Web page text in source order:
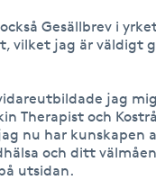
Gesällbrev i
vilket jag är väldigt
jag
Therapist och
nu har kunskapen
och ditt
utsidan.